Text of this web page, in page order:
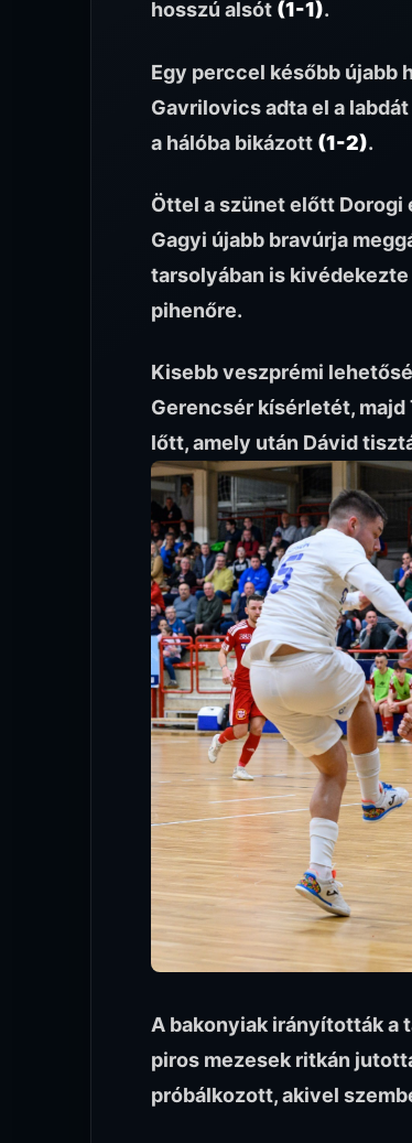
hosszú alsót (1-1).
Egy perccel később újabb
Gavrilovics adta el a
a hálóba bikázott (1-2).
Öttel a szünet előtt
Gagyi újabb bravúrja
tarsolyában is
pihenőre.
Kisebb veszprémi
Gerencsér kísérletét,
lőtt, amely után Dávid
A bakonyiak irányították a
piros mezesek ritkán
próbálkozott, akivel